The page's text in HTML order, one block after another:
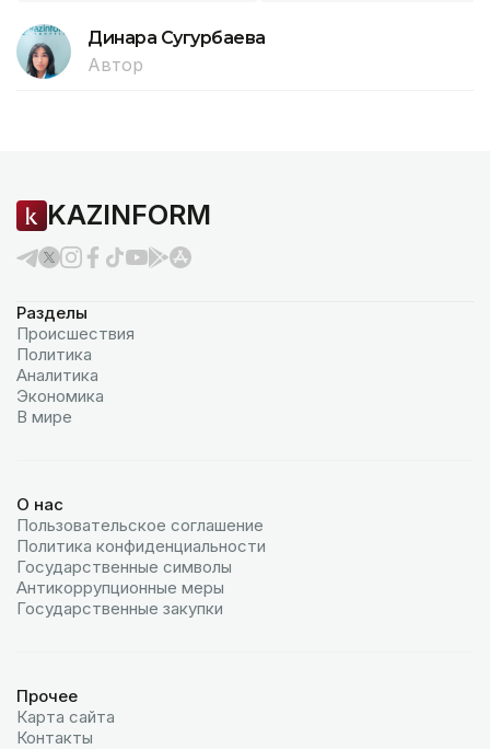
Динара Сугурбаева
Автор
KAZINFORM
Разделы
Происшествия
Политика
Аналитика
Экономика
В мире
О нас
Пользовательское соглашение
Политика конфиденциальности
Государственные символы
Антикоррупционные меры
Государственные закупки
Прочее
Карта сайта
Контакты